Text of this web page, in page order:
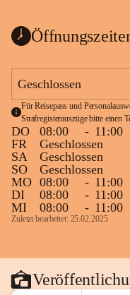
Geschlossen
Für Reisepass und
Strafregisterauszüge bitte einen
DO 08:00 - 11:00
FR
Geschlossen
SA
Geschlossen
SO
Geschlossen
MO 08:00 - 11:00
DI
08:00 - 11:00
MI
08:00 - 11:00
Zuletzt bearbeitet: 25.02.2025